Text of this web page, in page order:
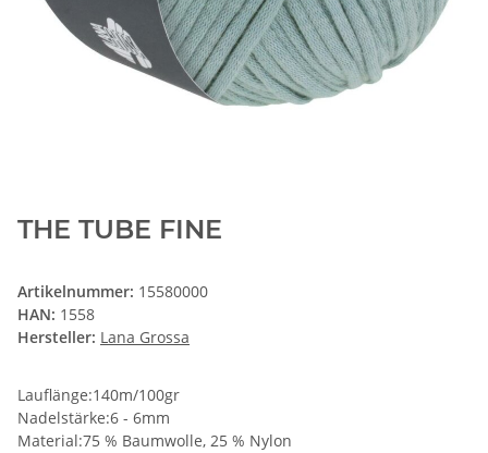
THE TUBE FINE
Artikelnummer: 15580000
HAN: 1558
Hersteller: Lana Grossa
Lauflänge:140m/100gr
Nadelstärke:6 - 6mm
Material:75 % Baumwolle, 25 % Nylon